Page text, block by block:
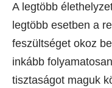
A legtöbb
legtöbb esetben a
feszültséget okoz
inkább
tisztaságot maguk